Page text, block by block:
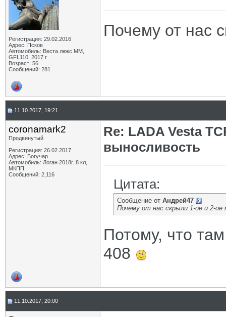
Регистрация: 29.02.2016
Адрес: Псков
Автомобиль: Веста люкс ММ,
GFL110, 2017 г
Возраст: 56
Сообщений: 281
Почему от нас
11.10.2017, 19:21
coronamark2
Продвинутый
Регистрация: 26.02.2017
Адрес: Богучар
Автомобиль: Логан 2018г. 8 кл,
МКПП
Сообщений: 2,116
Re: LADA Vesta
выносливость
Цитата:
Сообщение от Андрей47
Почему от нас скрыли 1-ое и 2-ое
Потому, что
408
11.10.2017, 20:00